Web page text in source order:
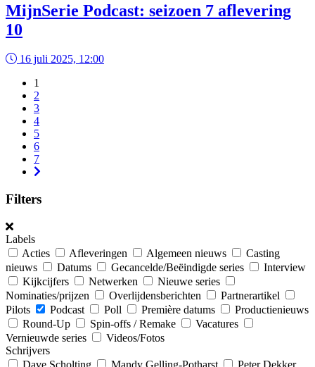
MijnSerie Podcast: seizoen 7 aflevering
10
16 juli 2025, 12:00
1
2
3
4
5
6
7
Filters
Labels
Acties
Afleveringen Algemeen nieuws
Casting
nieuws
Datums Gecancelde/Beëindigde series
Interview
Kijkcijfers
Netwerken
Nieuwe series
Nominaties/prijzen
Overlijdensberichten
Partnerartikel
Pilots
Podcast Poll Première datums
Productienieuws
Round-Up
Spin-offs / Remake
Vacatures
Vernieuwde series
Videos/Fotos
Schrijvers
Dave Scholting
Mandy Gelling-Potharst
Peter Dekker